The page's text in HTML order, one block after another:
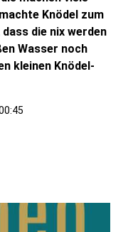
Knödel zum
die nix werden
Wasser noch
kleinen Knödel-